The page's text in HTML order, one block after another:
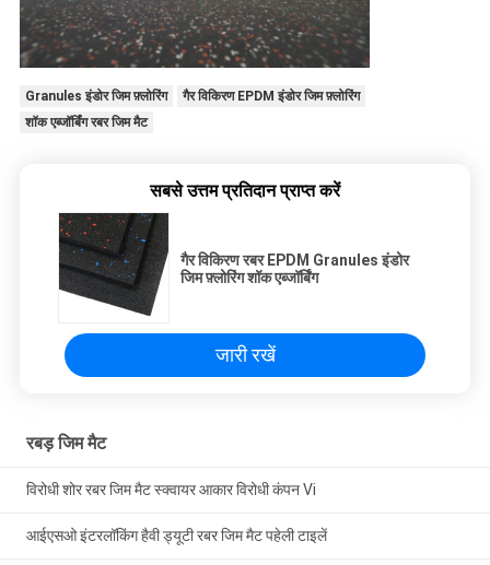
Granules इंडोर जिम फ़्लोरिंग
गैर विकिरण EPDM इंडोर जिम फ़्लोरिंग
शॉक एब्जॉर्बिंग रबर जिम मैट
सबसे उत्तम प्रतिदान प्राप्त करें
गैर विकिरण रबर EPDM Granules इंडोर
जिम फ़्लोरिंग शॉक एब्जॉर्बिंग
जारी रखें
रबड़ जिम मैट
विरोधी शोर रबर जिम मैट स्क्वायर आकार विरोधी कंपन Vi
आईएसओ इंटरलॉकिंग हैवी ड्यूटी रबर जिम मैट पहेली टाइलें